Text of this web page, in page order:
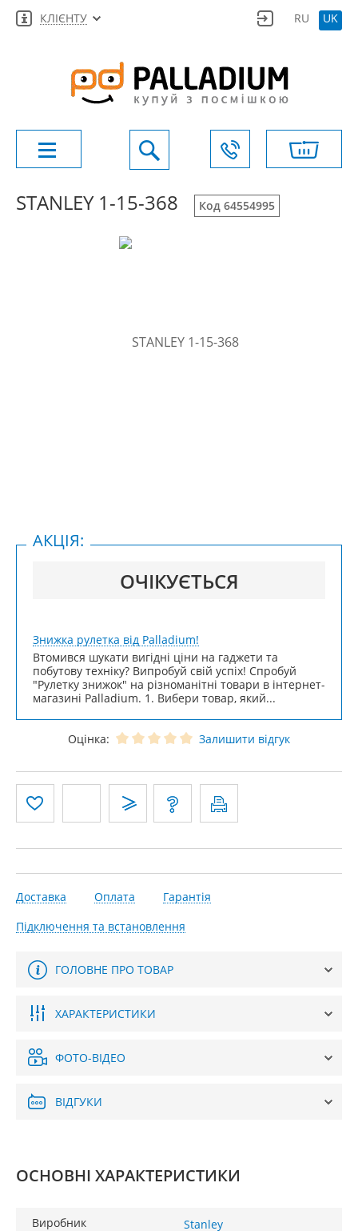
КЛІЄНТУ RU UK
STANLEY 1-15-368 Код 64554995
ОЧІКУЄТЬСЯ
АКЦІЯ:
Знижка рулетка від Palladium!
Втомився шукати вигідні ціни на гаджети та
побутову техніку? Випробуй свій успіх! Спробуй
"Рулетку знижок" на різноманітні товари в інтернет-
магазині Palladium. 1. Вибери товар, який...
Оцінка: Залишити відгук
Доставка Оплата
Гарантія
Підключення та встановлення
ГОЛОВНЕ ПРО ТОВАР
ХАРАКТЕРИСТИКИ
ФОТО-ВІДЕО
ВІДГУКИ
ОСНОВНІ ХАРАКТЕРИСТИКИ
Виробник Stanley